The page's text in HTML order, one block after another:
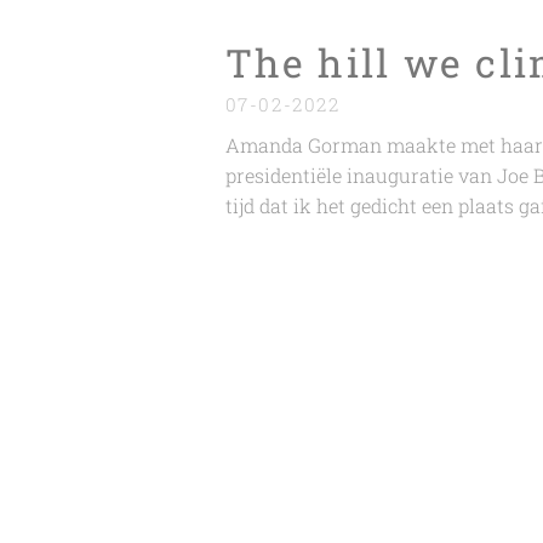
The hill we
07-02-2022
Amanda Gorman maakte met
presidentiële inauguratie van Joe
tijd dat ik het gedicht een plaats